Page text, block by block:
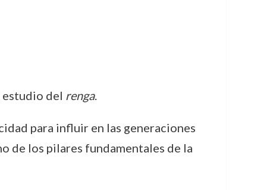
estudio del renga.
para influir en las generaciones
de los pilares fundamentales de la